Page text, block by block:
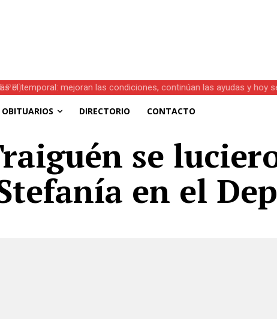
el temporal: mejoran las condiciones, continúan las ayudas y hoy
OBITUARIOS DIRECTORIO CONTACTO
se
en el